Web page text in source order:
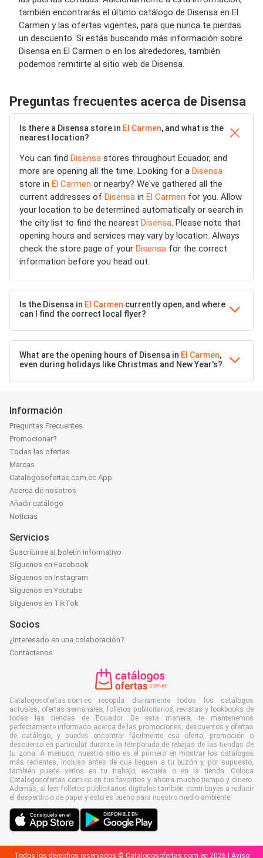
también encontrarás el último catálogo de Disensa en El
Carmen y las ofertas vigentes, para que nunca te pierdas
un descuento. Si estás buscando más información sobre
Disensa en El Carmen o en los alrededores, también
podemos remitirte al sitio web de Disensa.
Preguntas frecuentes acerca de Disensa
Is there a Disensa store in El Carmen, and what is the
nearest location?
You can find Disensa stores throughout Ecuador, and
more are opening all the time. Looking for a Disensa
store in El Carmen or nearby? We've gathered all the
current addresses of Disensa in El Carmen for you. Allow
your location to be determined automatically or search in
the city list to find the nearest Disensa. Please note that
opening hours and services may vary by location. Always
check the store page of your Disensa for the correct
information before you head out.
Is the Disensa in El Carmen currently open, and where
can I find the correct local flyer?
What are the opening hours of Disensa in El Carmen,
even during holidays like Christmas and New Year's?
Información
Preguntas Frecuentes
Promocionar?
Todas las ofertas
Marcas
Catalogosofertas.com.ec App
Acerca de nosotros
Añadir catálogo
Noticias
Servicios
Suscribirse al boletín informativo
Síguenos en Facebook
Síguenos en Instagram
Síguenos en Youtube
Síguenos en TikTok
Socios
¿Interesado en una colaboración?
Contáctanos
Catalogosofertas.com.ec recopila diariamente todos los catálogos
actuales, ofertas semanales, folletos publicitarios, revistas y lookbooks de
todas las tiendas de Ecuador. De esta manera, te mantenemos
perfectamente informado acerca de las promociones, descuentos y ofertas
de catálogo, y puedes encontrar fácilmente esa oferta, promoción o
descuento en particular durante la temporada de rebajas de las tiendas de
tu zona. A menudo, nuestro sitio es el primero en mostrar los catálogos
más recientes, incluso antes de que lleguen a tu buzón y, por supuesto,
también puede verlos en tu trabajo, escuela o en la tienda. Coloca
Catalogosofertas.com.ec en tus favoritos y ahorra mucho tiempo y dinero.
Además, al leer folletos publicitarios digitales también contribuyes a reducir
el desperdicio de papel y esto es bueno para nuestro medio ambiente.
Todos los derechos reservados © Catalogosofertas.com.ec 2026 | Aviso